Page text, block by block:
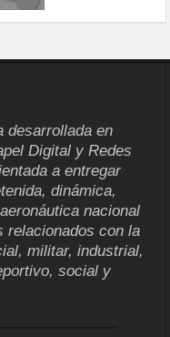
desarrollada en
Digital y Redes
a entregar
dinámica,
nacional
relacionados con la
militar, industrial,
social y